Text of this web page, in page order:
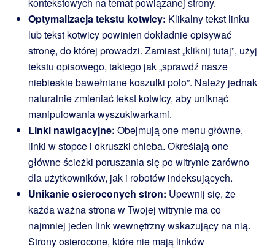
Optymalizacja tekstu kotwicy: Klikalny tekst linku
lub tekst kotwicy powinien dokładnie opisywać
stronę, do której prowadzi. Zamiast „kliknij tutaj”, użyj
tekstu opisowego, takiego jak „sprawdź nasze
niebieskie bawełniane koszulki polo”. Należy jednak
naturalnie zmieniać tekst kotwicy, aby uniknąć
manipulowania wyszukiwarkami.
Linki nawigacyjne: Obejmują one menu główne,
linki w stopce i okruszki chleba. Określają one
główne ścieżki poruszania się po witrynie zarówno
dla użytkowników, jak i robotów indeksujących.
Unikanie osieroconych stron: Upewnij się, że
każda ważna strona w Twojej witrynie ma co
najmniej jeden link wewnętrzny wskazujący na nią.
Strony osierocone, które nie mają linków